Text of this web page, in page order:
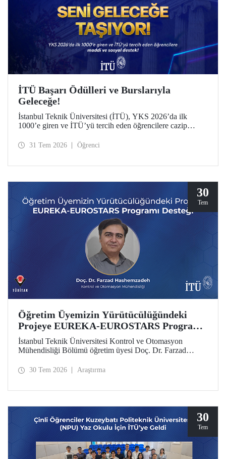
İTÜ Başarı Ödülleri ve Burslarıyla
Geleceğe!
İstanbul Teknik Üniversitesi (İTÜ), YKS 2026’da ilk
1000’e giren ve İTÜ’yü tercih eden öğrencilere cazip
31 Tem 2026 Öğrenci
30
Tem
Öğretim Üyemizin Yürütücülüğündeki
Projeye EUREKA-EUROSTARS Programı
Desteği
İstanbul Teknik Üniversitesi Kontrol ve Otomasyon
Mühendisliği Bölümü öğretim üyesi Doç. Dr. Farzad
Driven Resilient Power Systems: Revolutionizing Energy
30 Tem 2026 Araştırma
30
Tem